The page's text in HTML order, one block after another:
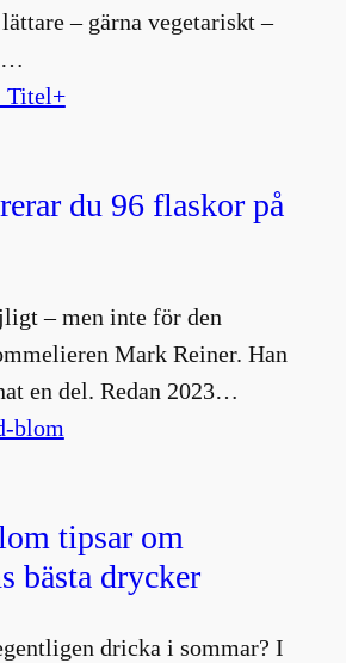
– gärna vegetariskt –
du 96 flaskor på
– men inte för den
Mark Reiner. Han
en del. Redan 2023…
tipsar om
bästa drycker
dricka i sommar? I